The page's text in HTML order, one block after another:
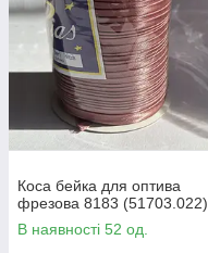
Коса бейка для оптива
фрезова 8183 (51703.022)
В наявності 52 од.